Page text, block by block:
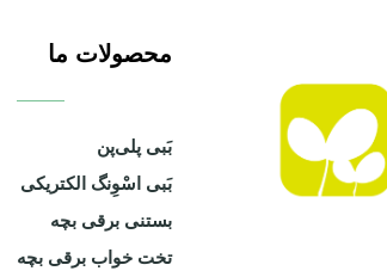
محصولات ما
بَبی پلی‌پن
بَبی اسْوِنگ الکتریکی
بستنی برقی بچه
تخت خواب برقی بچه